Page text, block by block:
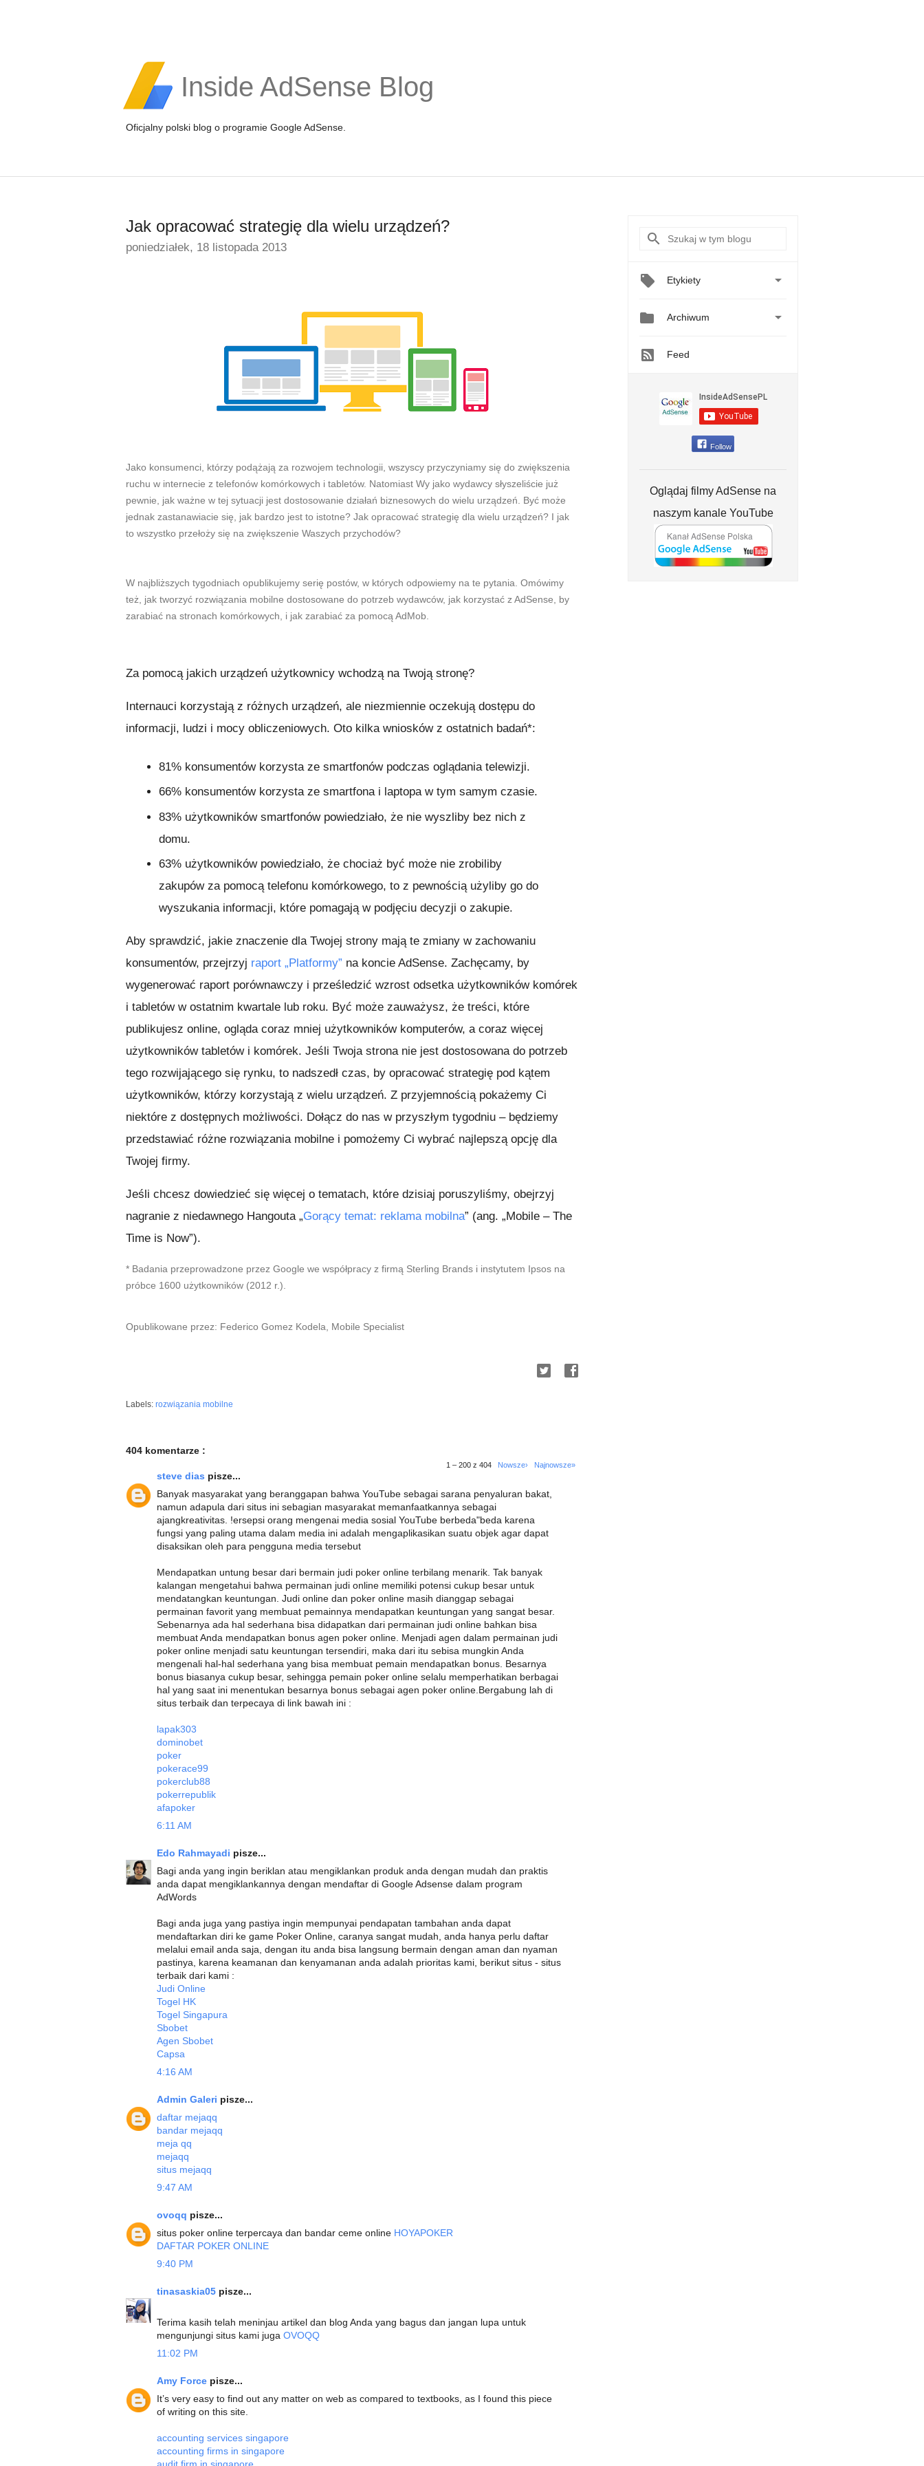
Inside AdSense Blog
Oficjalny polski blog o programie Google AdSense.
Jak opracować strategię dla wielu urządzeń?
poniedziałek, 18 listopada 2013
Jako konsumenci, którzy podążają za rozwojem technologii, wszyscy przyczyniamy się do zwiększenia
ruchu w internecie z telefonów komórkowych i tabletów. Natomiast Wy jako wydawcy słyszeliście już
pewnie, jak ważne w tej sytuacji jest dostosowanie działań biznesowych do wielu urządzeń. Być może
jednak zastanawiacie się, jak bardzo jest to istotne? Jak opracować strategię dla wielu urządzeń? I jak
to wszystko przełoży się na zwiększenie Waszych przychodów?
W najbliższych tygodniach opublikujemy serię postów, w których odpowiemy na te pytania. Omówimy
też, jak tworzyć rozwiązania mobilne dostosowane do potrzeb wydawców, jak korzystać z AdSense, by
zarabiać na stronach komórkowych, i jak zarabiać za pomocą AdMob.
Za pomocą jakich urządzeń użytkownicy wchodzą na Twoją stronę?
Internauci korzystają z różnych urządzeń, ale niezmiennie oczekują dostępu do
informacji, ludzi i mocy obliczeniowych. Oto kilka wniosków z ostatnich badań*:
81% konsumentów korzysta ze smartfonów podczas oglądania telewizji.
66% konsumentów korzysta ze smartfona i laptopa w tym samym czasie.
83% użytkowników smartfonów powiedziało, że nie wyszliby bez nich z
domu.
63% użytkowników powiedziało, że chociaż być może nie zrobiliby
zakupów za pomocą telefonu komórkowego, to z pewnością użyliby go do
wyszukania informacji, które pomagają w podjęciu decyzji o zakupie.
Aby sprawdzić, jakie znaczenie dla Twojej strony mają te zmiany w zachowaniu
konsumentów, przejrzyj raport „Platformy” na koncie AdSense. Zachęcamy, by
wygenerować raport porównawczy i prześledzić wzrost odsetka użytkowników komórek
i tabletów w ostatnim kwartale lub roku. Być może zauważysz, że treści, które
publikujesz online, ogląda coraz mniej użytkowników komputerów, a coraz więcej
użytkowników tabletów i komórek. Jeśli Twoja strona nie jest dostosowana do potrzeb
tego rozwijającego się rynku, to nadszedł czas, by opracować strategię pod kątem
użytkowników, którzy korzystają z wielu urządzeń. Z przyjemnością pokażemy Ci
niektóre z dostępnych możliwości. Dołącz do nas w przyszłym tygodniu – będziemy
przedstawiać różne rozwiązania mobilne i pomożemy Ci wybrać najlepszą opcję dla
Twojej firmy.
Jeśli chcesz dowiedzieć się więcej o tematach, które dzisiaj poruszyliśmy, obejrzyj
nagranie z niedawnego Hangouta „Gorący temat: reklama mobilna” (ang. „Mobile – The
Time is Now”).
* Badania przeprowadzone przez Google we współpracy z firmą Sterling Brands i instytutem Ipsos na
próbce 1600 użytkowników (2012 r.).
Opublikowane przez: Federico Gomez Kodela, Mobile Specialist
Labels: rozwiązania mobilne
404 komentarze :
1 – 200 z 404 Nowsze› Najnowsze»
steve dias pisze...
Banyak masyarakat yang beranggapan bahwa YouTube sebagai sarana penyaluran bakat,
namun adapula dari situs ini sebagian masyarakat memanfaatkannya sebagai
ajangkreativitas. !ersepsi orang mengenai media sosial YouTube berbeda"beda karena
fungsi yang paling utama dalam media ini adalah mengaplikasikan suatu objek agar dapat
disaksikan oleh para pengguna media tersebut
Mendapatkan untung besar dari bermain judi poker online terbilang menarik. Tak banyak
kalangan mengetahui bahwa permainan judi online memiliki potensi cukup besar untuk
mendatangkan keuntungan. Judi online dan poker online masih dianggap sebagai
permainan favorit yang membuat pemainnya mendapatkan keuntungan yang sangat besar.
Sebenarnya ada hal sederhana bisa didapatkan dari permainan judi online bahkan bisa
membuat Anda mendapatkan bonus agen poker online. Menjadi agen dalam permainan judi
poker online menjadi satu keuntungan tersendiri, maka dari itu sebisa mungkin Anda
mengenali hal-hal sederhana yang bisa membuat pemain mendapatkan bonus. Besarnya
bonus biasanya cukup besar, sehingga pemain poker online selalu memperhatikan berbagai
hal yang saat ini menentukan besarnya bonus sebagai agen poker online.Bergabung lah di
situs terbaik dan terpecaya di link bawah ini :
lapak303
dominobet
poker
pokerace99
pokerclub88
pokerrepublik
afapoker
6:11 AM
Edo Rahmayadi pisze...
Bagi anda yang ingin beriklan atau mengiklankan produk anda dengan mudah dan praktis
anda dapat mengiklankannya dengan mendaftar di Google Adsense dalam program
AdWords
Bagi anda juga yang pastiya ingin mempunyai pendapatan tambahan anda dapat
mendaftarkan diri ke game Poker Online, caranya sangat mudah, anda hanya perlu daftar
melalui email anda saja, dengan itu anda bisa langsung bermain dengan aman dan nyaman
pastinya, karena keamanan dan kenyamanan anda adalah prioritas kami, berikut situs - situs
terbaik dari kami :
Judi Online
Togel HK
Togel Singapura
Sbobet
Agen Sbobet
Capsa
4:16 AM
Admin Galeri pisze...
daftar mejaqq
bandar mejaqq
meja qq
mejaqq
situs mejaqq
9:47 AM
ovoqq pisze...
situs poker online terpercaya dan bandar ceme online HOYAPOKER
DAFTAR POKER ONLINE
9:40 PM
tinasaskia05 pisze...
Terima kasih telah meninjau artikel dan blog Anda yang bagus dan jangan lupa untuk
mengunjungi situs kami juga OVOQQ
11:02 PM
Amy Force pisze...
It’s very easy to find out any matter on web as compared to textbooks, as I found this piece
of writing on this site.
accounting services singapore
accounting firms in singapore
audit firm in singapore
Etykiety 
 Archiwum 
Feed
Follow
Oglądaj filmy AdSense na
naszym kanale YouTube